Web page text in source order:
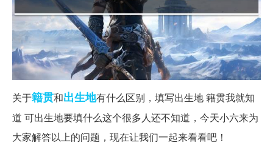
关于籍贯和出生地有什么区别，填写出生地 籍贯我就知
道 可出生地要填什么这个很多人还不知道，今天小六来为
大家解答以上的问题，现在让我们一起来看看吧！